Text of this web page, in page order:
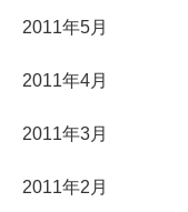
2011年5月
2011年4月
2011年3月
2011年2月